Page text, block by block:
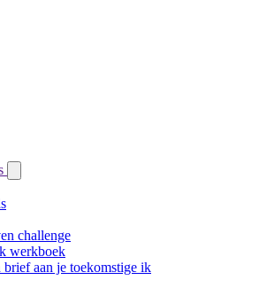
challenge
werkboek
brief aan je toekomstige ik